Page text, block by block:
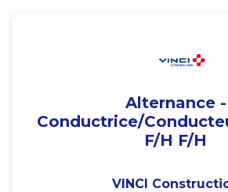
Alternance -
Conductrice/
F/H F/H
VINCI